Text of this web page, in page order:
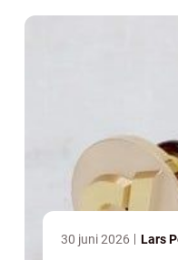
30 juni 2026 Lars